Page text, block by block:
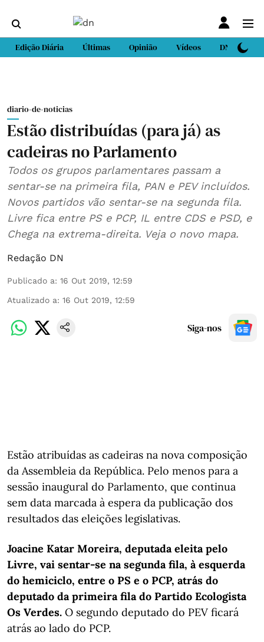
Edição Diária Últimas Opinião Vídeos DN Sport
diario-de-noticias
Estão distribuídas (para já) as
cadeiras no Parlamento
Todos os grupos parlamentares passam a
sentar-se na primeira fila, PAN e PEV incluídos.
Novos partidos vão sentar-se na segunda fila.
Livre fica entre PS e PCP, IL entre CDS e PSD, e
Chega na extrema-direita. Veja o novo mapa.
Redação DN
Publicado a: 16 Out 2019, 12:59
Atualizado a: 16 Out 2019, 12:59
Siga-nos
Estão atribuídas as cadeiras na nova composição
da Assembleia da República. Pelo menos para a
sessão inaugural do Parlamento, que continua
sem data marcada à espera da publicação dos
resultados das eleições legislativas.
Joacine Katar Moreira, deputada eleita pelo
Livre, vai sentar-se na segunda fila, à esquerda
do hemiciclo, entre o PS e o PCP, atrás do
deputado da primeira fila do Partido Ecologista
Os Verdes. O segundo deputado do PEV ficará
atrás ao lado do PCP.